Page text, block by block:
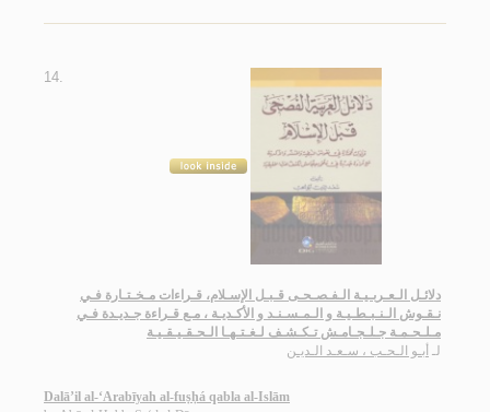
14.
دلائـل الـعـربـيـة الـفـصـحـى قـبـل الإسـلام، قـراءات مـخـتـارة فـي
نـقـوش الـنـبـطـيـة و الـمـسـنـد و الأكـديـة ، مـع قـراءة جـديـدة فـي
مـلـحـمـة جـلـجـامـش تـكـشـف لـغـتـهـا الـحـقـيـقـيـة
لـ أبـو الـحـب ، سـعـد الـديـن
Dalā’il al-‘Arabīyah al-fuṣḥá qabla al-Islām